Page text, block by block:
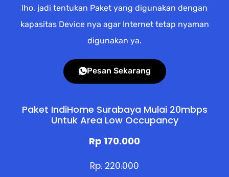
lho, jadi tentukan Paket yang digunakan dengan
kapasitas Device nya agar Internet tetap nyaman
digunakan ya.
Pesan Sekarang
Paket IndiHome Surabaya Mulai 20mbps
Untuk Area Low Occupancy
Rp 170.000
Rp. 220.000